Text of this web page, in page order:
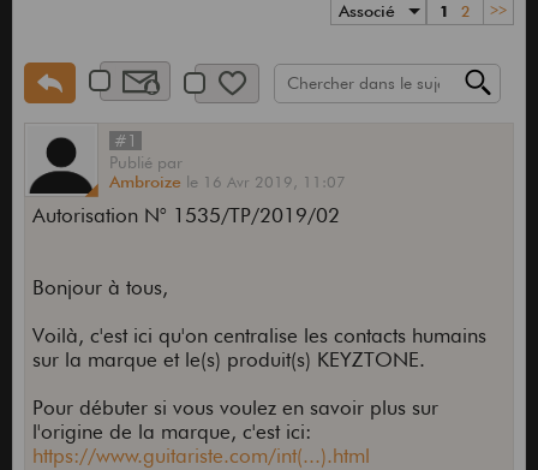
Associé 1 2 >>
#1
Publié par
Ambroize le 16 Avr 2019, 11:07
Autorisation N° 1535/TP/2019/02
Bonjour à tous,
Voilà, c'est ici qu'on centralise les contacts humains
sur la marque et le(s) produit(s) KEYZTONE.
Pour débuter si vous voulez en savoir plus sur
l'origine de la marque, c'est ici:
https://www.guitariste.com/int(...).html